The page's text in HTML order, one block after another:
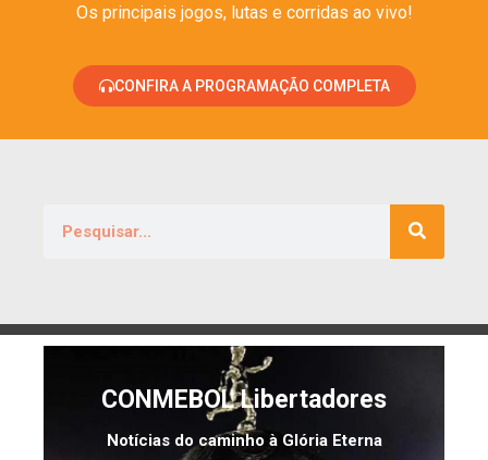
Os principais jogos, lutas e corridas ao vivo!
CONFIRA A PROGRAMAÇÃO COMPLETA
CONMEBOL Libertadores
Notícias do caminho à Glória Eterna